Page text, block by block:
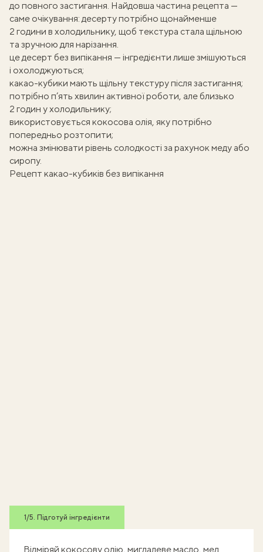
до повного застигання. Найдовша частина рецепта —
саме очікування:десертупотрібно щонайменше
2 години в холодильнику, щоб текстура стала щільною
та зручною для нарізання.
цедесерт без випікання — інгредієнти лише змішуються
і охолоджуються;
какао-кубики мають щільну текстуру після застигання;
потрібно п’ять хвилин активної роботи, але близько
2 годин у холодильнику;
використовується кокосова олія, яку потрібно
попередньо розтопити;
можна змінювати рівень солодкості за рахунок меду або
сиропу.
Рецепт какао-кубиків без випікання
1/5. Підготуй інгредієнти
Відміряй кокосову олію, мигдалеве масло, мед